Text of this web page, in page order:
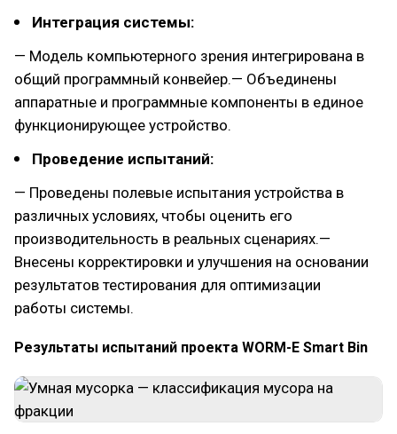
Интеграция системы:
— Модель компьютерного зрения интегрирована в
общий программный конвейер.— Объединены
аппаратные и программные компоненты в единое
функционирующее устройство.
Проведение испытаний:
— Проведены полевые испытания устройства в
различных условиях, чтобы оценить его
производительность в реальных сценариях.—
Внесены корректировки и улучшения на основании
результатов тестирования для оптимизации
работы системы.
Результаты испытаний проекта WORM-E Smart Bin